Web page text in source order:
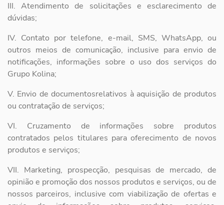
III. Atendimento de solicitações e esclarecimento de
dúvidas;
IV. Contato por telefone, e-mail, SMS, WhatsApp, ou
outros meios de comunicação, inclusive para envio de
notificações, informações sobre o uso dos serviços do
Grupo Kolina;
V. Envio de documentosrelativos à aquisição de produtos
ou contratação de serviços;
VI. Cruzamento de informações sobre produtos
contratados pelos titulares para oferecimento de novos
produtos e serviços;
VII. Marketing, prospecção, pesquisas de mercado, de
opinião e promoção dos nossos produtos e serviços, ou de
nossos parceiros, inclusive com viabilização de ofertas e